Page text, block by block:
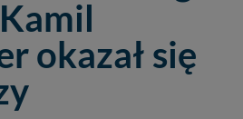
okazał się